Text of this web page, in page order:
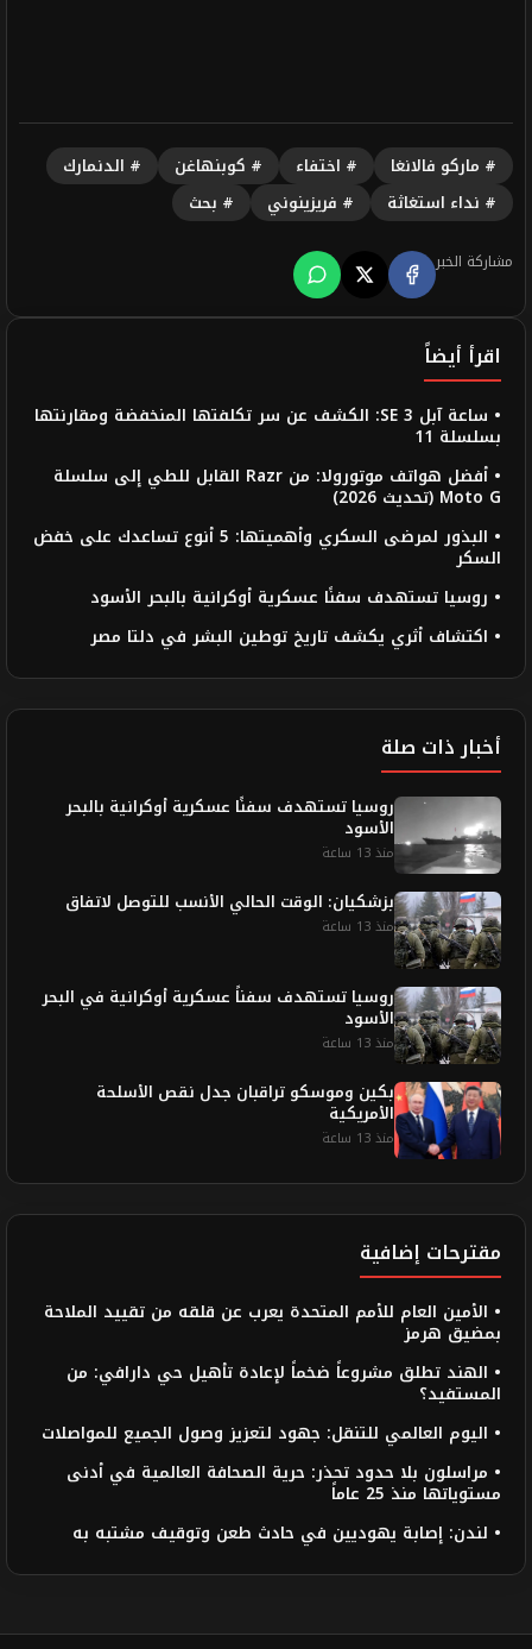
# ماركو فالانغا # اختفاء # كوبنهاغن
# الدنمارك
# نداء استغاثة
# فريزينوني # بحث
مشاركة الخبر
اقرأ أيضاً
• ساعة آبل SE 3: الكشف عن سر تكلفتها المنخفضة ومقارنتها
بسلسلة 11
• أفضل هواتف موتورولا: من Razr القابل للطي إلى سلسلة
Moto G (تحديث 2026)
• البذور لمرضى السكري وأهميتها: 5 أنوع تساعدك على خفض
السكر
• روسيا تستهدف سفنًا عسكرية أوكرانية بالبحر الأسود
• اكتشاف أثري يكشف تاريخ توطين البشر في دلتا مصر
أخبار ذات صلة
روسيا تستهدف سفنًا عسكرية أوكرانية بالبحر
الأسود
منذ 13 ساعة
بزشكيان: الوقت الحالي الأنسب للتوصل لاتفاق
منذ 13 ساعة
روسيا تستهدف سفناً عسكرية أوكرانية في البحر
الأسود
منذ 13 ساعة
بكين وموسكو تراقبان جدل نقص الأسلحة
الأمريكية
منذ 13 ساعة
مقترحات إضافية
• الأمين العام للأمم المتحدة يعرب عن قلقه من تقييد الملاحة
بمضيق هرمز
• الهند تطلق مشروعاً ضخماً لإعادة تأهيل حي دارافي: من
المستفيد؟
• اليوم العالمي للتنقل: جهود لتعزيز وصول الجميع للمواصلات
• مراسلون بلا حدود تحذر: حرية الصحافة العالمية في أدنى
مستوياتها منذ 25 عاماً
• لندن: إصابة يهوديين في حادث طعن وتوقيف مشتبه به